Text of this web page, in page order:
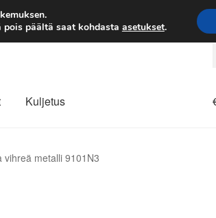
7 EUR
Kuljetus
vihreä metalli 9101N3
päältä saat kohdasta asetukset.